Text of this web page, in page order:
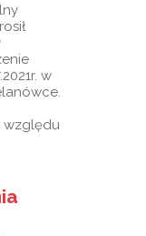
w
względu